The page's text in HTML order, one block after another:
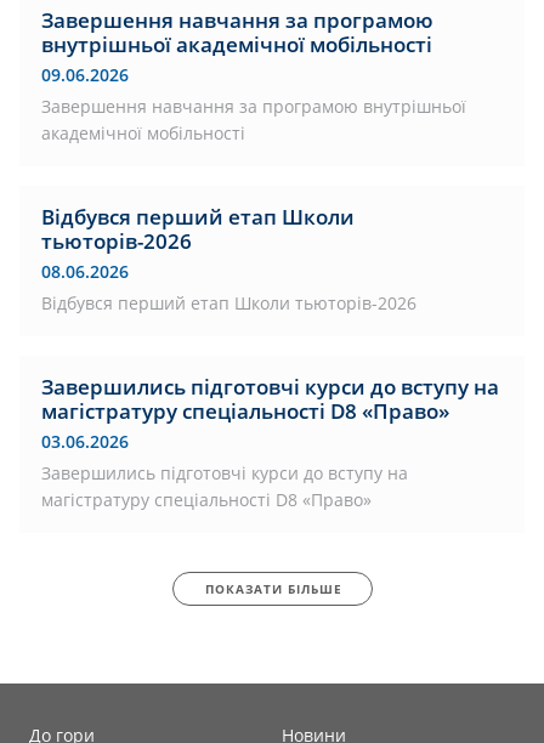
Завершення навчання за програмою
внутрішньої академічної мобільності
09.06.2026
Завершення навчання за програмою внутрішньої
академічної мобільності
Відбувся перший етап Школи
тьюторів-2026
08.06.2026
Відбувся перший етап Школи тьюторів-2026
Завершились підготовчі курси до вступу на
магістратуру спеціальності D8 «Право»
03.06.2026
Завершились підготовчі курси до вступу на
магістратуру спеціальності D8 «Право»
ПОКАЗАТИ БІЛЬШЕ
До гори Новини